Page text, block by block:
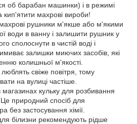
об барабан машинки) і в режимі
махрові вироби!
рушники м'якше або м'якими
води в ванну і залишити рушник у
сполоснути в чистій воді і
залишки миючих засобів, які
колишньої м'якості.
свіже повітря, тому
на вулиці частіше.
кульку для розбивання
природний спосіб для
без застосування хімії.
білизни рекомендують рідше